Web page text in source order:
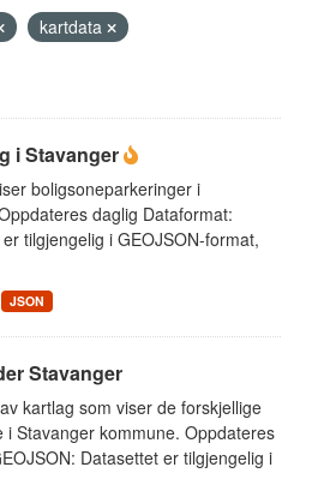
kartdata
i Stavanger
boligsoneparkeringer i
daglig Dataformat:
tilgjengelig i GEOJSON-format,
JSON
Stavanger
kartlag som viser de forskjellige
Stavanger kommune. Oppdateres
Datasettet er tilgjengelig i